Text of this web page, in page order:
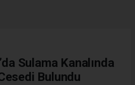
Sulama Kanalında
Bulundu